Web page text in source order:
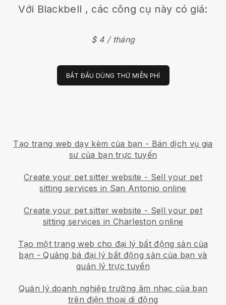
Với Blackbell , các công cụ này có giá:
$ 4 / tháng
BẮT ĐẦU DÙNG THỬ MIỄN PHÍ
Tạo trang web dạy kèm của bạn - Bán dịch vụ gia
sư của bạn trực tuyến
Create your pet sitter website - Sell your pet
sitting services in San Antonio online
Create your pet sitter website - Sell your pet
sitting services in Charleston online
Tạo một trang web cho đại lý bất động sản của
bạn -Quảng bá đại lý bất động sản của bạn và
quản lý trực tuyến
Quản lý doanh nghiệp trường âm nhạc của bạn
trên điện thoại di động